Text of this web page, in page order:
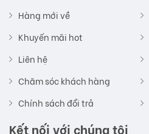
Hàng mới về
Khuyến mãi hot
Liên hệ
Chăm sóc khách hàng
Chính sách đổi trả
Kết nối với chúng tôi